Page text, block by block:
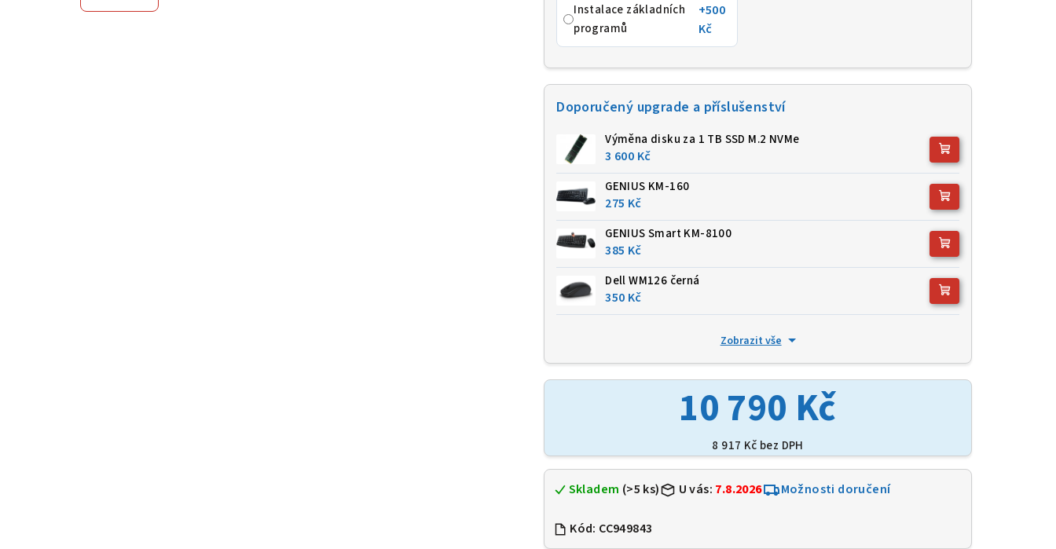
Instalace základních
programů
+500
Kč
Doporučený upgrade a příslušenství
Výměna disku za 1 TB SSD M.2 NVMe
3 600 Kč
GENIUS KM-160
275 Kč
GENIUS Smart KM-8100
385 Kč
Dell WM126 černá
350 Kč
Zobrazit vše
10 790 Kč
8 917 Kč bez DPH
Skladem (>5 ks) U vás: 7.8.2026 Možnosti doručení
Kód: CC949843